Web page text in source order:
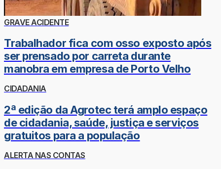
GRAVE ACIDENTE
Trabalhador fica com osso exposto após
ser prensado por carreta durante
manobra em empresa de Porto Velho
CIDADANIA
2ª edição da Agrotec terá amplo espaço
de cidadania, saúde, justiça e serviços
gratuitos para a população
ALERTA NAS CONTAS